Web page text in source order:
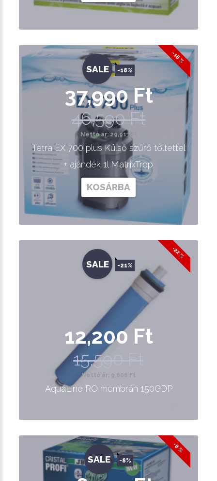
-18 %
SALE -18%
37,990 Ft
46,590 Ft
Nettó ár: 29,913 Ft
Tetra EX 700 plus Külső szűrő töltettel
+ ajándék 1l MatrixTrop
KOSÁRBA
-22 %
SALE -21%
12,200 Ft
15,590 Ft
Nettó ár: 9,606 Ft
AquaLine RO membrán 150GDP
-8 %
SALE -8%